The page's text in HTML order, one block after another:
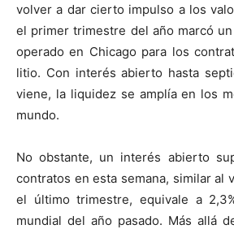
volver a dar cierto impulso a los
el primer trimestre del año marcó
operado en Chicago para los
litio. Con interés abierto hasta
viene, la liquidez se amplía en los
mundo.
No obstante, un interés abierto
contratos en esta semana, similar al
el último trimestre, equivale a
mundial del año pasado. Más allá